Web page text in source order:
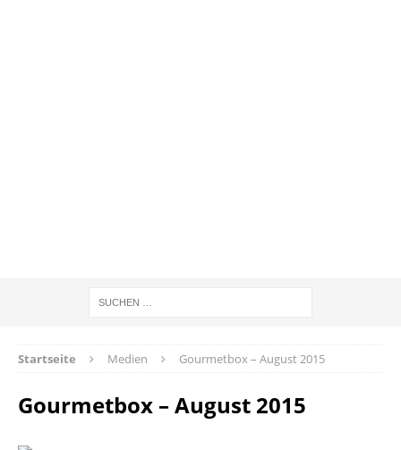
Startseite Medien Gourmetbox – August 2015
Gourmetbox – August 2015